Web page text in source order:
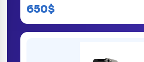
650$